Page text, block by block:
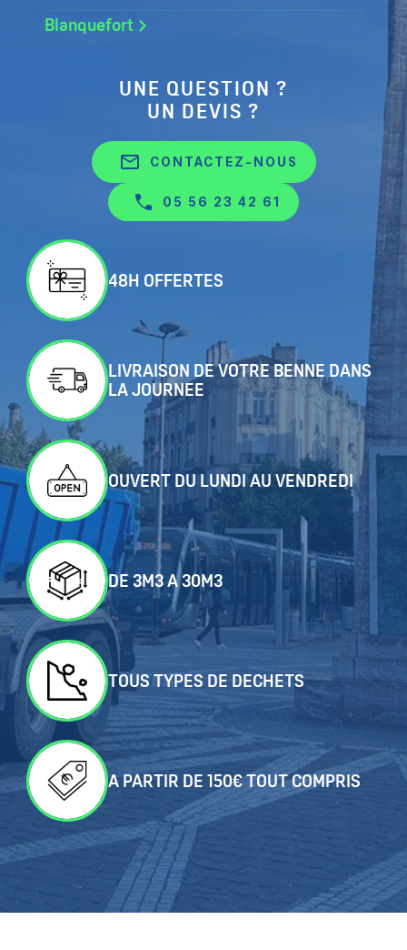
Blanquefort
UNE QUESTION ?
UN DEVIS ?
mail_outline CONTACTEZ-NOUS
05 56 23 42 61
48H OFFERTES
LIVRAISON DE VOTRE BENNE DANS
LA JOURNEE
OUVERT DU LUNDI AU VENDREDI
DE 3M3 A 30M3
TOUS TYPES DE DECHETS
A PARTIR DE 150€ TOUT COMPRIS